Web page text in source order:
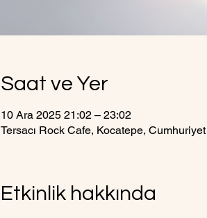
Saat ve Yer
10 Ara 2025 21:02 – 23:02
Tersacı Rock Cafe, Kocatepe,
Etkinlik hakkında